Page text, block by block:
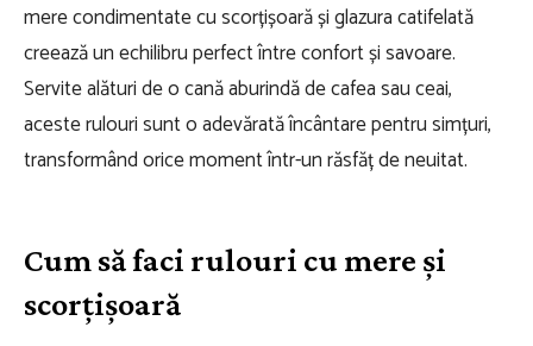
mere condimentate cu scorțișoară și glazura catifelată
creează un echilibru perfect între confort și savoare.
Servite alături de o cană aburindă de cafea sau ceai,
aceste rulouri sunt o adevărată încântare pentru simțuri,
transformând orice moment într-un răsfăț de neuitat.
Cum să faci rulouri cu mere și
scorțișoară